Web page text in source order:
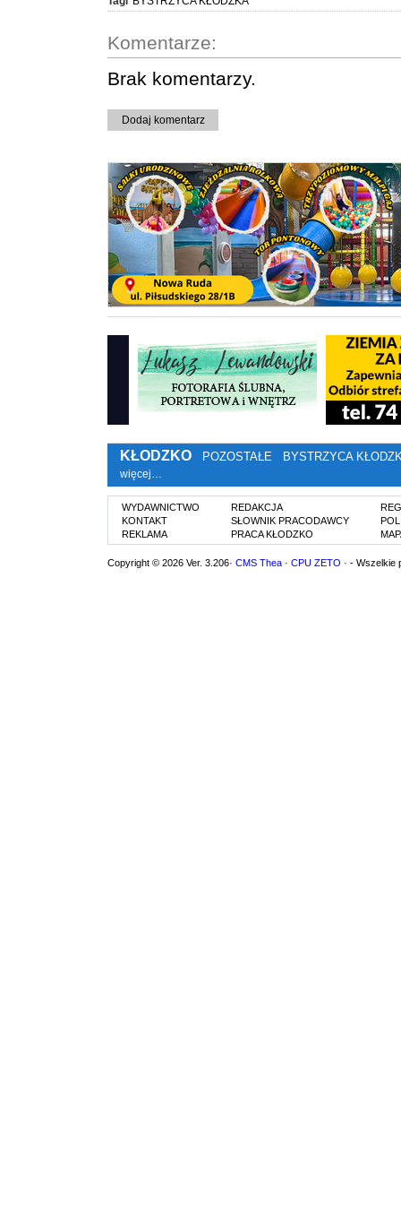
Komentarze:
Brak komentarzy.
Dodaj komentarz
KŁODZKO POZOSTAŁE BYSTRZYCA
więcej…
WYDAWNICTWO
KONTAKT
REKLAMA
REDAKCJA
SŁOWNIK PRACODAWCY
PRACA KŁODZKO
Copyright © 2026 Ver. 3.206· CMS Thea · CPU ZETO · - Wszelkie